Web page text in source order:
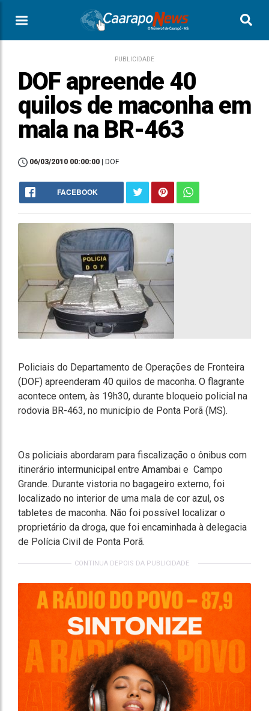
PUBLICIDADE
DOF apreende 40
quilos de maconha em
mala na BR-463
06/03/2010 00:00:00 | DOF
FACEBOOK
Policiais do Departamento de Operações de Fronteira
(DOF) apreenderam 40 quilos de maconha. O flagrante
acontece ontem, às 19h30, durante bloqueio policial na
rodovia BR-463, no município de Ponta Porã (MS).
Os policiais abordaram para fiscalização o ônibus com
itinerário intermunicipal entre Amambai e Campo
Grande. Durante vistoria no bagageiro externo, foi
localizado no interior de uma mala de cor azul, os
tabletes de maconha. Não foi possível localizar o
proprietário da droga, que foi encaminhada à delegacia
de Polícia Civil de Ponta Porã.
CONTINUA DEPOIS DA PUBLICIDADE